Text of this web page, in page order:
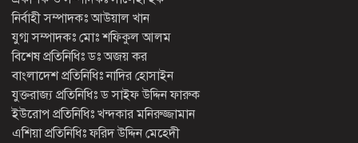
নির্বাহী সম্পাদকঃ আউয়াল খান
যুগ্ম সম্পাদকঃ মোঃ শফিকুল আলম
বিশেষ প্রতিনিধিঃ ডঃ অজয় কর
বাংলাদেশ প্রতিনিধিঃ নাদির হোসাইন
যুক্তরাজ্য প্রতিনিধিঃ ড সাইফ উদ্দিন ফারুক
ইউরোপ প্রতিনিধিঃ খন্দকার মনিরুজ্জামান
এশিয়া প্রতিনিধিঃ ফরিদ উদ্দিন মেহেদী